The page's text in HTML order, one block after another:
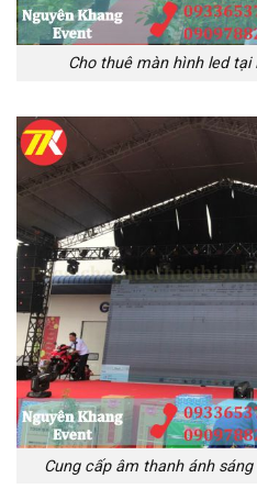
Cho thuê màn hình led tại
Cung cấp âm thanh ánh